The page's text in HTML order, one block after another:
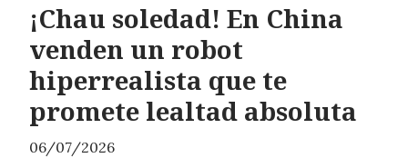
¡Chau soledad! En China
venden un robot
hiperrealista que te
promete lealtad absoluta
06/07/2026